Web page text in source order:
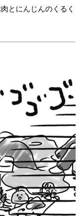
とにんじんのくるく